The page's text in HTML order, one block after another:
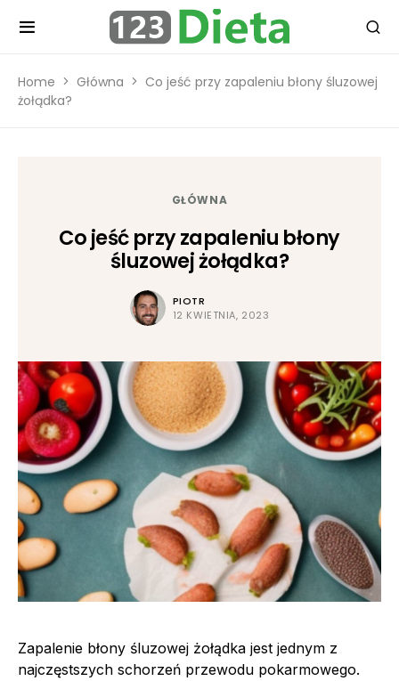
Home Główna
Co jeść przy zapaleniu błony śluzowej
żołądka?
GŁÓWNA
Co jeść przy zapaleniu błony
śluzowej żołądka?
PIOTR
12 KWIETNIA, 2023
Zapalenie błony śluzowej żołądka jest jednym z
najczęstszych schorzeń przewodu pokarmowego.